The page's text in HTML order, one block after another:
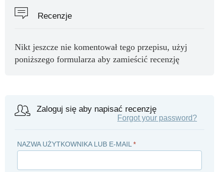
Recenzje
Nikt jeszcze nie komentował tego przepisu, użyj
poniższego formularza aby zamieścić recenzję
Zaloguj się aby napisać recenzję
Forgot your password?
NAZWA UŻYTKOWNIKA LUB E-MAIL *